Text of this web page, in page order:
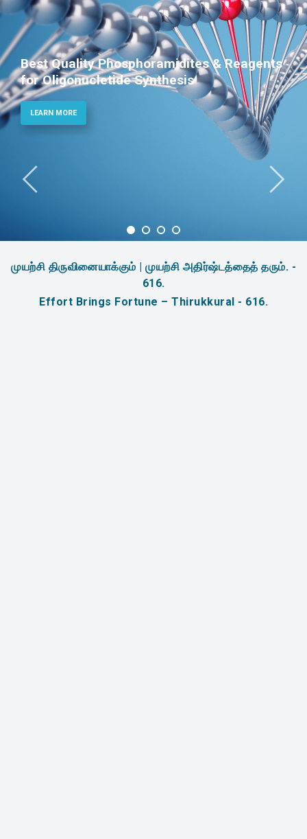
& Reagents
Phosphoramidites for
Therapeutic
LEARN MORE
முயற்சி திருவினையாக்கும் | முயற்சி அதிர்ஷ்டத்தைத் தரும். -
616.
Effort Brings Fortune – Thirukkural - 616.